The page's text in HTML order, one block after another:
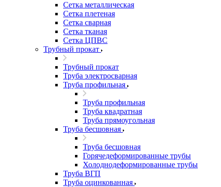
Сетка металлическая
Сетка плетеная
Сетка сварная
Сетка тканая
Сетка ЦПВС
Трубный прокат
Трубный прокат
Труба электросварная
Труба профильная
Труба профильная
Труба квадратная
Труба прямоугольная
Труба бесшовная
Труба бесшовная
Горячедеформированные трубы
Холоднодеформированные трубы
Труба ВГП
Труба оцинкованная